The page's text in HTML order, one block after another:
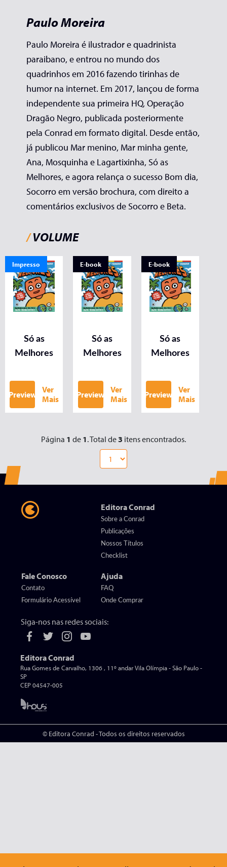
Paulo Moreira
Paulo Moreira é ilustrador e quadrinista
paraibano, e entrou no mundo dos
quadrinhos em 2016 fazendo tirinhas de
humor na internet. Em 2017, lançou de forma
independente sua primeira HQ, Operação
Dragão Negro, publicada posteriormente
pela Conrad em formato digital. Desde então,
já publicou Mar menino, Mar minha gente,
Ana, Mosquinha e Lagartixinha, Só as
Melhores, e agora relança o sucesso Bom dia,
Socorro em versão brochura, com direito a
comentários exclusivos de Socorro e Beta.
/VOLUME
Impresso
Só as
Melhores
Preview
Ver
Mais
E-book
Só as
Melhores
Preview
Ver
Mais
E-book
Só as
Melhores
Preview
Ver
Mais
Página 1 de 1. Total de3 itens encontrados.
Editora Conrad
Sobre a Conrad
Publicações
Nossos Títulos
Checklist
Fale Conosco
Contato
Formulário Acessível
Ajuda
FAQ
Onde Comprar
Siga-nos nas redes sociais:
Editora Conrad
Rua Gomes de Carvalho, 1306 , 11º andar Vila Olímpia - São Paulo -
SP
CEP 04547-005
© Editora Conrad - Todos os direitos reservados